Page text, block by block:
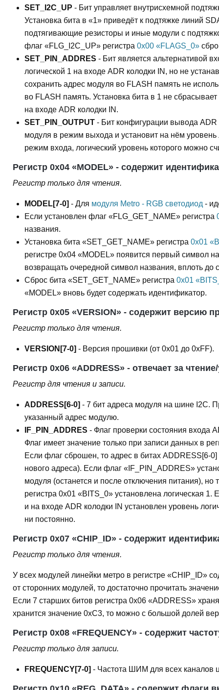
SET_I2C_UP - Бит управляет внутрисхемной
Установка бита в «1» приведёт к подтяжке линий
подтягивающие резисторы и иные модули с
флаг «FLG_I2C_UP» регистра 0x00 «FLAGS_0»
SET_PIN_ADDRES - Бит является альтернативой
логической 1 на входе ADR колодки IN, но не
сохранить адрес модуля во FLASH память не
во FLASH память. Установка бита в 1 не
на входе ADR колодки IN.
SET_PIN_OUTPUT - Бит конфигурации вывода
модуля в режим выхода и установит на нём
режим входа, логический уровень которого можно
Регистр 0x04 «MODEL» - содержит
Регистр только для чтения.
MODEL[7-0] - Для модуля Metro - RGB светодиод -
Если установлен флаг «FLG_GET_NAME» регистра
названия.
Установка бита «SET_GET_NAME» регистра 0x01
регистре 0x04 «MODEL» появится первый символ
возвращать очередной символ названия, вплоть
Сброс бита «SET_GET_NAME» регистра 0x01
«MODEL» вновь будет содержать идентификатор.
Регистр 0x05 «VERSION» - содержит версию
Регистр только для чтения.
VERSION[7-0] - Версия прошивки (от 0x01 до 0xFF).
Регистр 0x06 «ADDRESS» - отвечает за
Регистр для чтения и записи.
ADDRESS[6-0] - 7 бит адреса модуля на шине I2C.
указанный адрес модулю.
IF_PIN_ADDRES - Флаг проверки состояния входа
Флаг имеет значение только при записи данных в
Если флаг сброшен, то адрес в битах ADDRESS[6-
нового адреса). Если флаг «IF_PIN_ADDRES»
модуля (останется и после отключения питания),
регистра 0x01 «BITS_0» установлена логическая
и на входе ADR колодки IN установлен уровень
ни постоянно.
Регистр 0x07 «CHIP_ID» - содержит
Регистр только для чтения.
У всех модулей линейки метро в регистре «CHIP_ID»
от сторонних модулей, то достаточно прочитать
Если 7 старших битов регистра 0x06 «ADDRESS»
хранится значение 0xC3, то можно с большой долей
Регистр 0x08 «FREQUENCY» - содержит
Регистр только для записи.
FREQUENCY[7-0] - Частота ШИМ для всех каналов
Регистр 0x10 «REG_DATA» - содержит флаги